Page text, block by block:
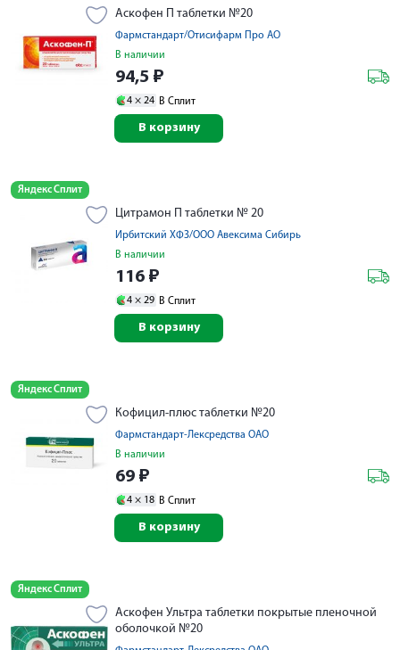
Аскофен П таблетки №20
Фармстандарт/Отисифарм Про АО
В наличии
94,5 ₽
4 × 24 В Сплит
В корзину
Яндекс Сплит
Цитрамон П таблетки № 20
Ирбитский ХФЗ/ООО Авексима Сибирь
В наличии
116 ₽
4 × 29 В Сплит
В корзину
Яндекс Сплит
Кофицил-плюс таблетки №20
Фармстандарт-Лексредства ОАО
В наличии
69 ₽
4 × 18 В Сплит
В корзину
Яндекс Сплит
Аскофен Ультра таблетки покрытые пленочной
оболочкой №20